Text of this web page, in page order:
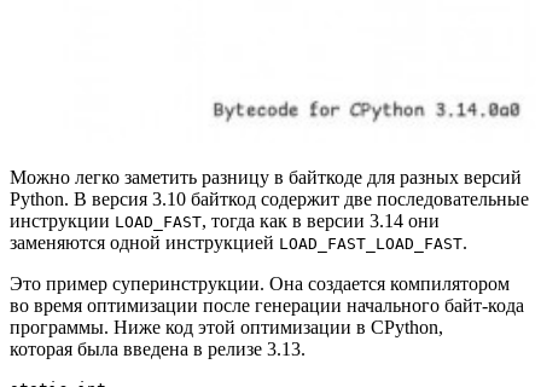
Можно легко заметить разницу в байткоде для разных версий
Python. В версия 3.10 байткод содержит две последовательные
инструкции LOAD_FAST, тогда как в версии 3.14 они
заменяются одной инструкцией LOAD_FAST_LOAD_FAST.
Это пример суперинструкции. Она создается компилятором
во время оптимизации после генерации начального байт‑кода
программы. Ниже код этой оптимизации в CPython,
которая была введена в релизе 3.13.